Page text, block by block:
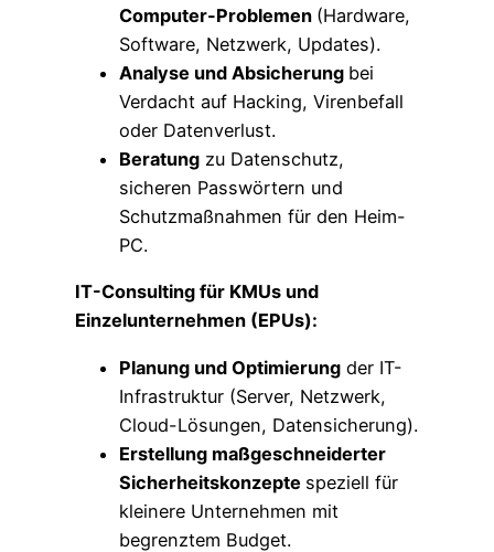
Computer-Problemen (Hardware,
Software, Netzwerk, Updates).
Analyse und Absicherung bei
Verdacht auf Hacking, Virenbefall
oder Datenverlust.
Beratung zu Datenschutz,
sicheren Passwörtern und
Schutzmaßnahmen für den Heim-
PC.
IT-Consulting für KMUs und
Einzelunternehmen (EPUs):
Planung und Optimierung der IT-
Infrastruktur (Server, Netzwerk,
Cloud-Lösungen, Datensicherung).
Erstellung maßgeschneiderter
Sicherheitskonzepte speziell für
kleinere Unternehmen mit
begrenztem Budget.